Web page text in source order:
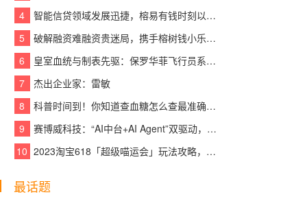
08:08:31 | 硬核启航·域见未来——硬之城启用
YZCX.com，加速迈向物理AI智造引擎
08:08:55 | 极氪7X 105km/h后碰拆车验证，金
砖电池经得起“甄”考验
08:07:42 | 一组数据看懂2026上半年电摩：头
部企业筑壁垒，产品线加速细分化
08:07:01 |
库存周期缩短一半，厨房家居头部
4
智能信贷领域发展迅捷，榕易有钱时刻以客户为中心，回报每一份信任
5
破解融资难融资贵迷局，携手榕树钱小乐，让贷款成功触手可及
6
皇室血统与制表先驱：保罗华菲飞行员系列与百达翡丽Calatrava的百年对话
7
杰出企业家：雷敏
8
科普时间到！你知道查血糖怎么查最准确吗？
9
赛博威科技：“AI中台+AI Agent”双驱动，【CYBER AI】智赋打造企业级AI大脑
10 2023淘宝618「超级喵运会」玩法攻略，领喵币升级猫猫瓜分5亿，附618红包口
最话题